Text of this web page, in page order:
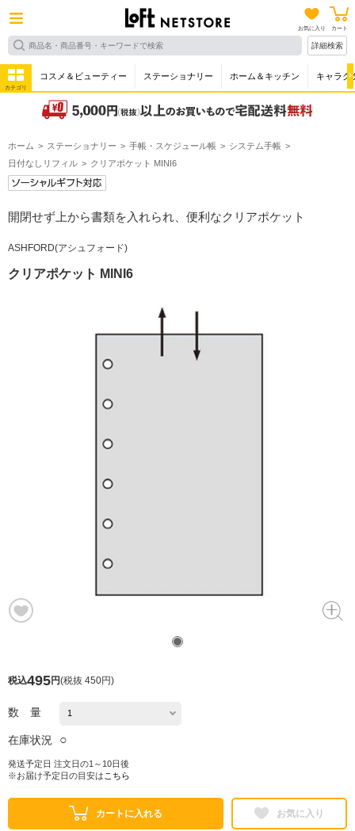
お気に入り カート
詳細検索
カテゴリ
コスメ＆ビューティー ステーショナリー ホーム＆キッチン キャラク
ホーム ステーショナリー 手帳・スケジュール帳
システム手帳
日付なしリフィル
クリアポケット MINI6
開閉せず上から書類を入れられ、便利なクリアポケット
ASHFORD(アシュフォード)
クリアポケット MINI6
税込495円(税抜 450円)
数 量
在庫状況 ○
発送予定日 注文日の1～10日後
※お届け予定日の目安は こちら
カートに入れる お気に入り